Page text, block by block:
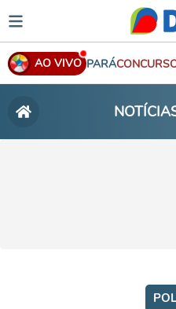
AO VIVO PARÁ